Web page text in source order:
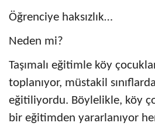
Öğrenciye haksızlık…
Neden mi?
Taşımalı eğitimle köy
toplanıyor, müstakil
eğitiliyordu. Böylelikle, köy
bir eğitimden yararlanıyor